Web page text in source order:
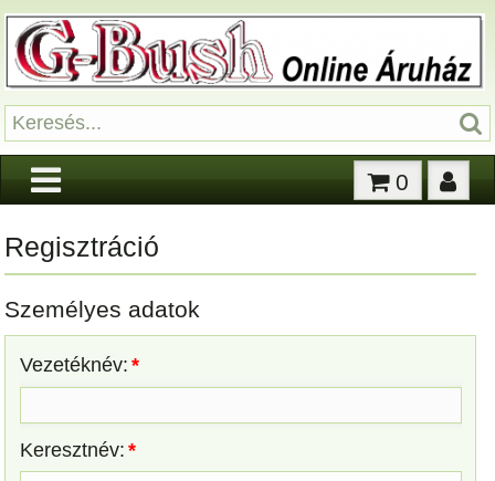
0
Regisztráció
Személyes adatok
Vezetéknév: *
Keresztnév: *